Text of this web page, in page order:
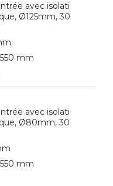
avec isolati
Ø125mm, 30
mm
avec isolati
Ø80mm, 30
mm